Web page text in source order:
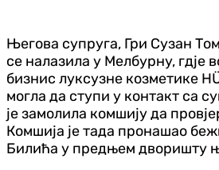
Његова супруга, Гри Сузан
се налазила у Мелбурну, гдје
бизнис луксузне козметике
могла да ступи у контакт са
је замолила комшију да
Комшија је тада пронашао
Билића у предњем дворишту